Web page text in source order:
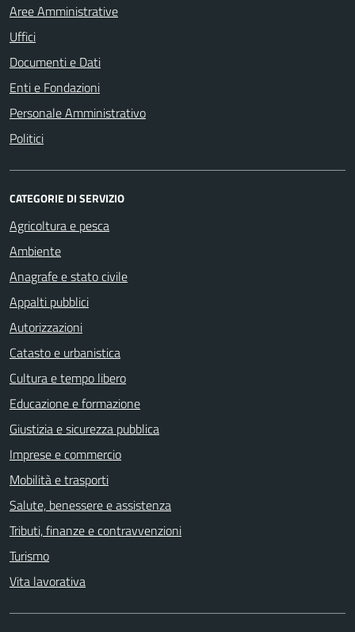
Aree Amministrative
Uffici
Documenti e Dati
Enti e Fondazioni
Personale Amministrativo
Politici
CATEGORIE DI SERVIZIO
Agricoltura e pesca
Ambiente
Anagrafe e stato civile
Appalti pubblici
Autorizzazioni
Catasto e urbanistica
Cultura e tempo libero
Educazione e formazione
Giustizia e sicurezza pubblica
Imprese e commercio
Mobilità e trasporti
Salute, benessere e assistenza
Tributi, finanze e contravvenzioni
Turismo
Vita lavorativa